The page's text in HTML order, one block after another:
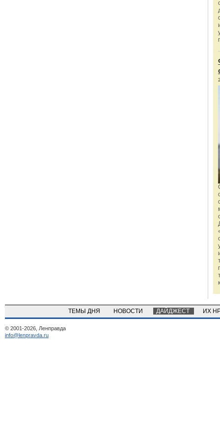
ТЕМЫ ДНЯ НОВОСТИ ДАЙДЖЕСТ ИХ
© 2001-2026, Ленправда
info@lenpravda.ru